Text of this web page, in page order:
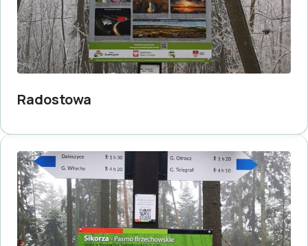
Radostowa